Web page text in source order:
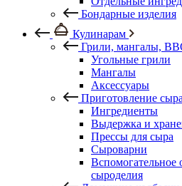
Бондарные изделия
Кулинарам
Грили, мангалы,
Угольные грили
Мангалы
Аксессуары
Приготовление сыра
Ингредиенты
Выдержка и
Прессы для сыра
Сыроварни
Вспомогательное
сыроделия